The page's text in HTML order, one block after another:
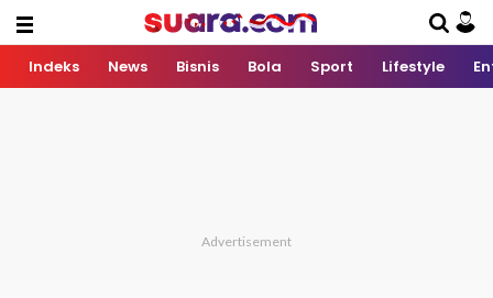
Indeks News Bisnis Bola Sport Lifestyle